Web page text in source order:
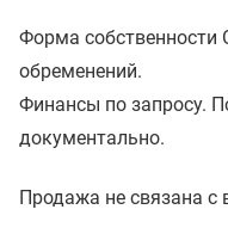
Форма собственности
обременений.
Финансы по запросу.
документально.
Продажа не связана с